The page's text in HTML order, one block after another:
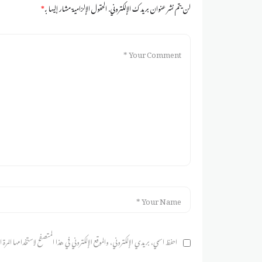
لن يتم نشر عنوان بريدك الإلكتروني.الحقول الإلزامية مشار إليها بـ*
احفظ اسمي، بريدي الإلكتروني، والموقع الإلكتروني في هذا المتصفح لاستخدامها المرة